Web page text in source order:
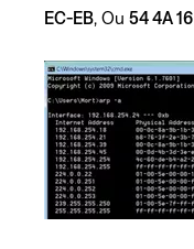
EC-EB , Ou 54 4A 16